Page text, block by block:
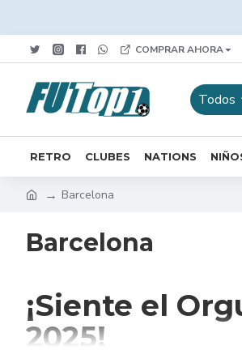
COMPRAR AHORA
Todos
RETRO CLUBES NATIONS
Barcelona
Barcelona
¡Siente el
2025!